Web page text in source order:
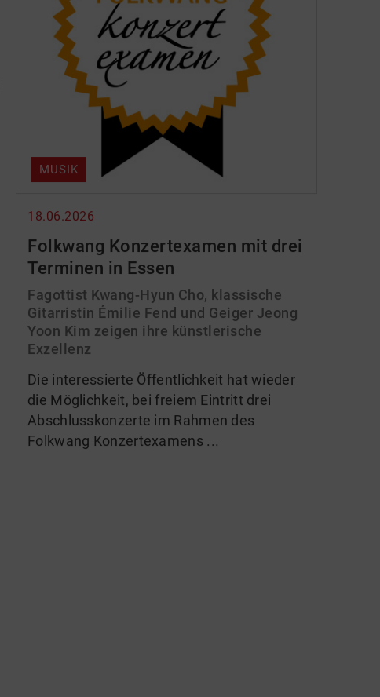
18.06.2026
Folkwang Konzertexamen mit drei
Terminen in Essen
Fagottist Kwang-Hyun Cho, klassische
Gitarristin Émilie Fend und Geiger Jeong
Yoon Kim zeigen ihre künstlerische
Exzellenz
Die interessierte Öffentlichkeit hat wieder
die Möglichkeit, bei freiem Eintritt drei
Abschlusskonzerte im Rahmen des
Folkwang Konzertexamens ...
MUSIK